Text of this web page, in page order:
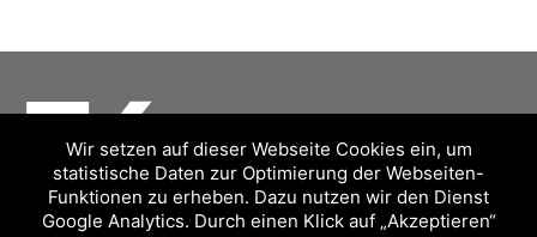
Wir setzen auf dieser Webseite Cookies ein, um
statistische Daten zur Optimierung der Webseiten-
Funktionen zu erheben. Dazu nutzen wir den Dienst
Google Analytics. Durch einen Klick auf „Akzeptieren“